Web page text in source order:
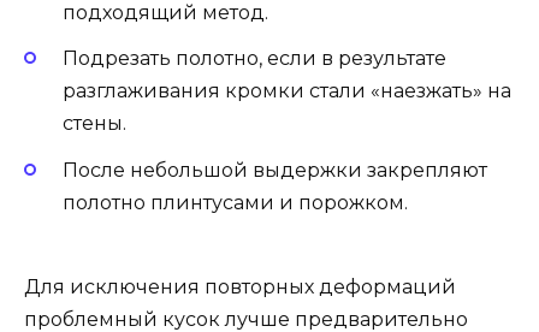
подходящий метод.
Подрезать полотно, если в результате
разглаживания кромки стали «наезжать» на
стены.
После небольшой выдержки закрепляют
полотно плинтусами и порожком.
Для исключения повторных деформаций
проблемный кусок лучше предварительно